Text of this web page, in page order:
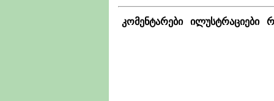
კომენტარები ილუსტრაციები